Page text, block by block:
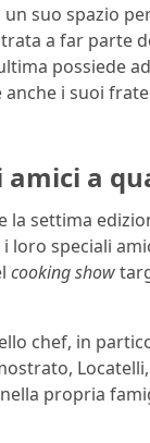
suo spazio
a far parte
possiede
i suoi
a
settima
speciali
cooking show
chef, in
propria